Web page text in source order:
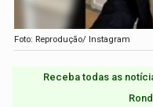
Foto: Reprodução/ Instagram
Receba todas as